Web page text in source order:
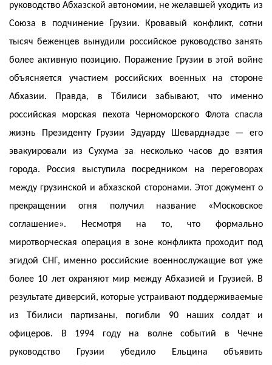
руководство Абхазской автономии, не желавшей уходить из
Союза в подчинение Грузии. Кровавый конфликт, сотни
тысяч беженцев вынудили российское руководство занять
более активную позицию. Поражение Грузии в этой войне
объясняется участием российских военных на стороне
Абхазии. Правда, в Тбилиси забывают, что именно
российская морская пехота Черноморского Флота спасла
жизнь Президенту Грузии Эдуарду Шеварднадзе — его
эвакуировали из Сухума за несколько часов до взятия
города. Россия выступила посредником на переговорах
между грузинской и абхазской сторонами. Этот документ о
прекращении огня получил название «Московское
соглашение». Несмотря на то, что формально
миротворческая операция в зоне конфликта проходит под
эгидой СНГ, именно российские военнослужащие вот уже
более 10 лет охраняют мир между Абхазией и Грузией. В
результате диверсий, которые устраивают поддерживаемые
из Тбилиси партизаны, погибли 90 наших солдат и
офицеров. В 1994 году на волне событий в Чечне
руководство Грузии убедило Ельцина объявить